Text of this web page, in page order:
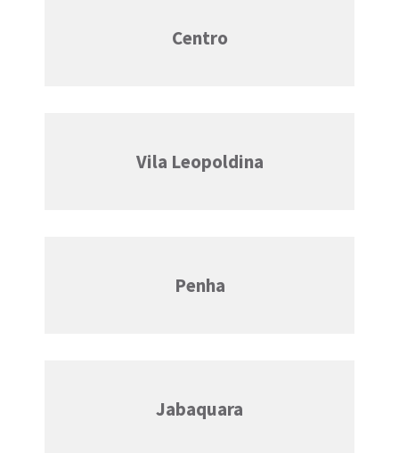
Centro
Vila Leopoldina
Penha
Jabaquara